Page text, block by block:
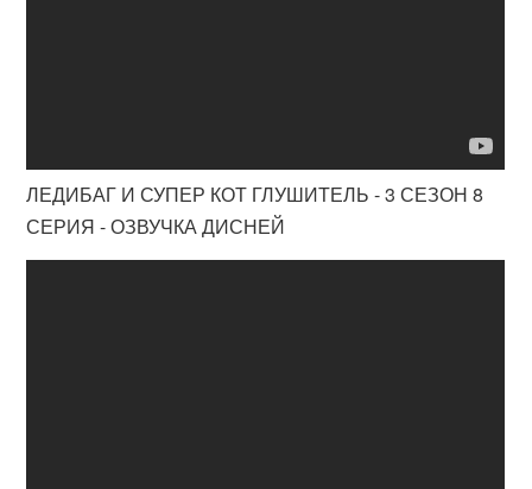
ЛЕДИБАГ И СУПЕР КОТ ГЛУШИТЕЛЬ - 3 СЕЗОН 8
СЕРИЯ - ОЗВУЧКА ДИСНЕЙ